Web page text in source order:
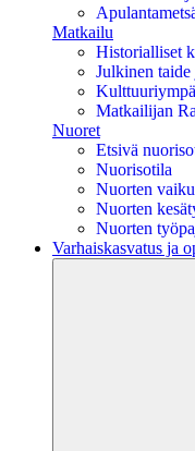
Matkailu
Historialliset
Julkinen
Matkailijan
Nuoret
Etsivä
Nuorisotila
Nuorten
Nuorten
Nuorten
Varhaiskasvatus ja